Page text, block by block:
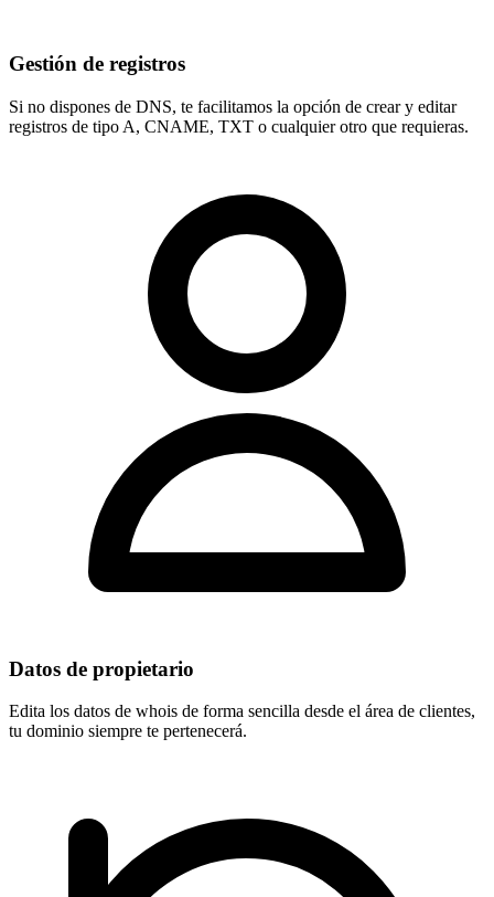
Gestión de registros
Si no dispones de DNS, te facilitamos la opción de crear y editar
registros de tipo A, CNAME, TXT o cualquier otro que requieras.
Datos de propietario
Edita los datos de whois de forma sencilla desde el área de clientes,
tu dominio siempre te pertenecerá.